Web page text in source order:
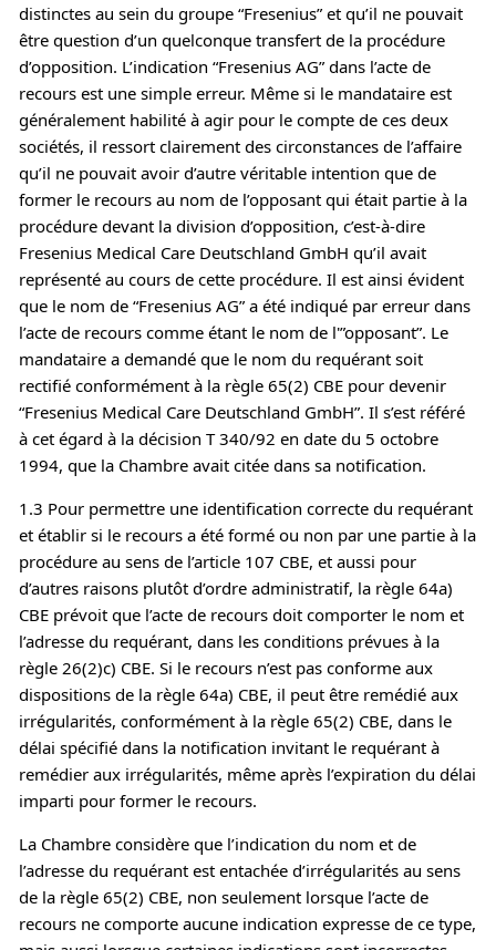
distinctes au sein du groupe “Fresenius” et qu’il ne pouvait
être question d’un quelconque transfert de la procédure
d’opposition. L’indication “Fresenius AG” dans l’acte de
recours est une simple erreur. Même si le mandataire est
généralement habilité à agir pour le compte de ces deux
sociétés, il ressort clairement des circonstances de l’affaire
qu’il ne pouvait avoir d’autre véritable intention que de
former le recours au nom de l’opposant qui était partie à la
procédure devant la division d’opposition, c’est-à-dire
Fresenius Medical Care Deutschland GmbH qu’il avait
représenté au cours de cette procédure. Il est ainsi évident
que le nom de “Fresenius AG” a été indiqué par erreur dans
l’acte de recours comme étant le nom de l'”opposant”. Le
mandataire a demandé que le nom du requérant soit
rectifié conformément à la règle 65(2) CBE pour devenir
“Fresenius Medical Care Deutschland GmbH”. Il s’est référé
à cet égard à la décision T 340/92 en date du 5 octobre
1994, que la Chambre avait citée dans sa notification.
1.3 Pour permettre une identification correcte du requérant
et établir si le recours a été formé ou non par une partie à la
procédure au sens de l’article 107 CBE, et aussi pour
d’autres raisons plutôt d’ordre administratif, la règle 64a)
CBE prévoit que l’acte de recours doit comporter le nom et
l’adresse du requérant, dans les conditions prévues à la
règle 26(2)c) CBE. Si le recours n’est pas conforme aux
dispositions de la règle 64a) CBE, il peut être remédié aux
irrégularités, conformément à la règle 65(2) CBE, dans le
délai spécifié dans la notification invitant le requérant à
remédier aux irrégularités, même après l’expiration du délai
imparti pour former le recours.
La Chambre considère que l’indication du nom et de
l’adresse du requérant est entachée d’irrégularités au sens
de la règle 65(2) CBE, non seulement lorsque l’acte de
recours ne comporte aucune indication expresse de ce type,